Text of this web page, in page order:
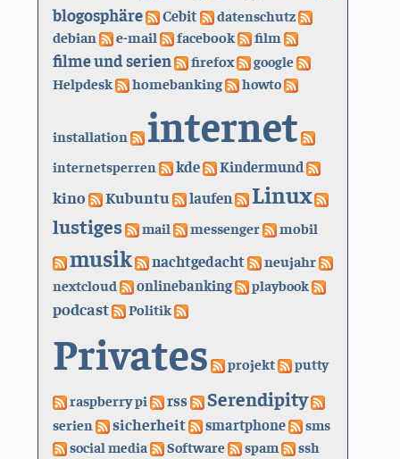
blogosphäre Cebit datenschutz
debian e-mail facebook film
filme und serien firefox
google
Helpdesk
homebanking howto
installation internet
internetsperren kde Kindermund
kino Kubuntu laufen Linux
lustiges mail messenger mobil
musik nachtgedacht neujahr
nextcloud onlinebanking playbook
podcast Politik
Privates projekt putty
raspberry pi rss Serendipity
serien sicherheit smartphone
sms
social media
Software spam ssh